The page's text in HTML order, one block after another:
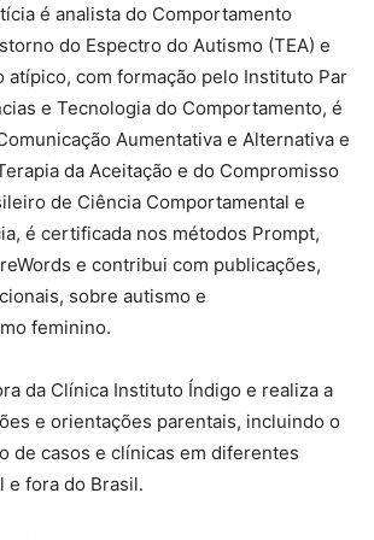
é analista do Comportamento
do Espectro do Autismo (TEA) e
atípico, com formação pelo Instituto Par
e Tecnologia do Comportamento, é
Aumentativa e Alternativa e
da Aceitação e do Compromisso
de Ciência Comportamental e
é certificada nos métodos Prompt,
e contribui com publicações,
sobre autismo e
feminino.
da Clínica Instituto Índigo e realiza a
e orientações parentais, incluindo o
de casos e clínicas em diferentes
e fora do Brasil.